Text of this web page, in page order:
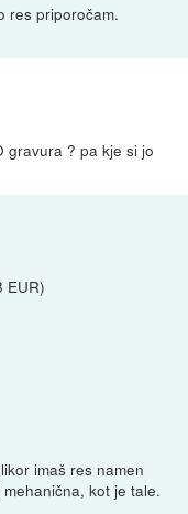
res priporočam.
gravura ? pa kje si jo
EUR)
imaš res namen
kot je tale.